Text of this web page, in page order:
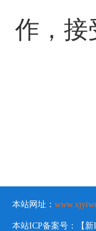
作，接
本站网址：
本站ICP备案号：【新